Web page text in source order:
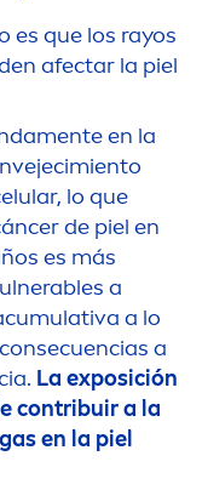
es que los rayos
afectar la piel
mente en la
lo que
de piel en
es más
a
a lo
a
La exposición
contribuir a la
en la piel